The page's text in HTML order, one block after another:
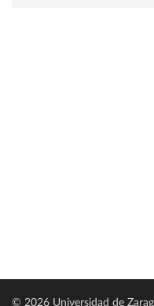
© 2026 Universidad de